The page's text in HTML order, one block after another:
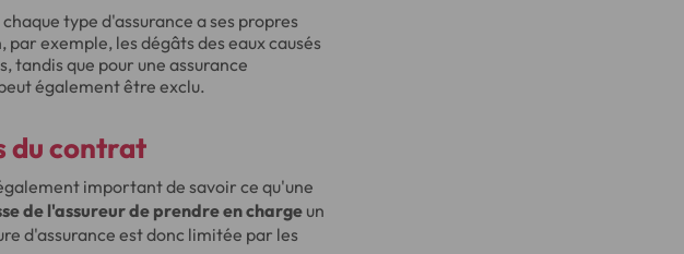
chaque type d'assurance a ses propres
exemple, les dégâts des eaux causés
tandis que pour une assurance
également être exclu.
du contrat
important de savoir ce qu'une
de l'assureur de prendre en charge un
d'assurance est donc limitée par les